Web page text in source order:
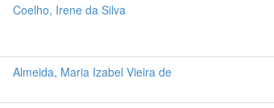
Coelho, Irene da Silva
Almeida, Maria Izabel Vieira de